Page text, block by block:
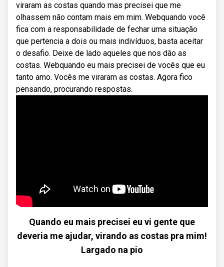
viraram as costas quando mas precisei que me
olhassem não contam mais em mim. Webquando você
fica com a responsabilidade de fechar uma situação
que pertencia a dois ou mais indivíduos, basta aceitar
o desafio. Deixe de lado aqueles que nos dão as
costas. Webquando eu mais precisei de vocês que eu
tanto amo. Vocês me viraram as costas. Agora fico
pensando, procurando respostas.
Quando eu mais precisei eu vi gente que
deveria me ajudar, virando as costas pra mim!
Largado na pio